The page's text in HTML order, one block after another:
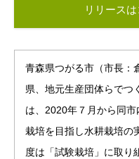
リリース
青森県つがる市（市長：
県、地元生産団体らでつ
は、2020年７月から同
栽培を目指し水耕栽培の
度は「試験栽培」に取り